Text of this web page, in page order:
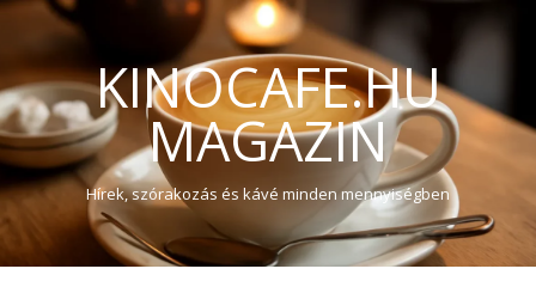
KINOCAFE.HU
MAGAZIN
Hírek, szórakozás és kávé minden mennyiségben